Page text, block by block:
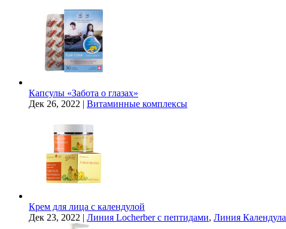
Капсулы «Забота о глазах»
Дек 26, 2022 | Витаминные комплексы
Крем для лица с календулой
Дек 23, 2022 | Линия Locherber с пептидами, Линия Календула